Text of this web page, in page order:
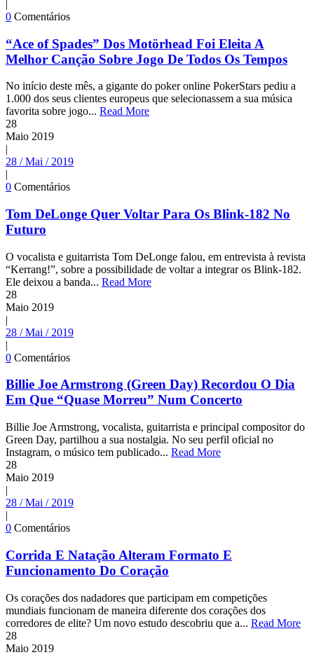
|
0 Comentários
“Ace of Spades” Dos Motörhead Foi Eleita A
Melhor Canção Sobre Jogo De Todos Os Tempos
No início deste mês, a gigante do poker online PokerStars pediu a
1.000 dos seus clientes europeus que selecionassem a sua música
favorita sobre jogo... Read More
28
Maio 2019
|
28 / Mai / 2019
|
0 Comentários
Tom DeLonge Quer Voltar Para Os Blink-182 No
Futuro
O vocalista e guitarrista Tom DeLonge falou, em entrevista à revista
“Kerrang!”, sobre a possibilidade de voltar a integrar os Blink-182.
Ele deixou a banda... Read More
28
Maio 2019
|
28 / Mai / 2019
|
0 Comentários
Billie Joe Armstrong (Green Day) Recordou O Dia
Em Que “Quase Morreu” Num Concerto
Billie Joe Armstrong, vocalista, guitarrista e principal compositor do
Green Day, partilhou a sua nostalgia. No seu perfil oficial no
Instagram, o músico tem publicado... Read More
28
Maio 2019
|
28 / Mai / 2019
|
0 Comentários
Corrida E Natação Alteram Formato E
Funcionamento Do Coração
Os corações dos nadadores que participam em competições
mundiais funcionam de maneira diferente dos corações dos
corredores de elite? Um novo estudo descobriu que a... Read More
28
Maio 2019